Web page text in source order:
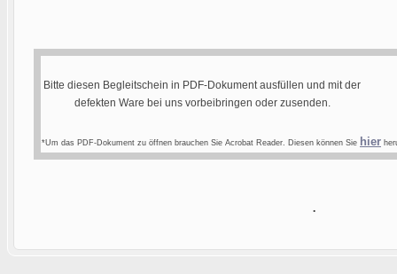
Bitte diesen Begleitschein in PDF-Dokument ausfüllen und mit der
defekten Ware bei uns vorbeibringen oder zusenden.
*Um das PDF-Dokument zu öffnen brauchen Sie Acrobat Reader. Diesen können Sie hier
.